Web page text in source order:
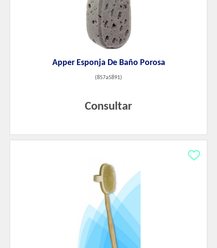
Apper Esponja De Baño Porosa
(857a5891)
Consultar